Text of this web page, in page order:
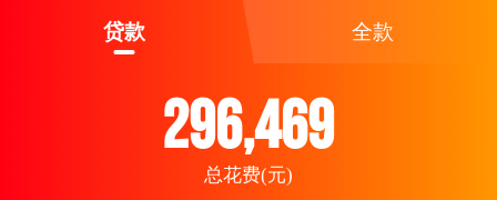
贷款 全款
296,469
总花费(元)